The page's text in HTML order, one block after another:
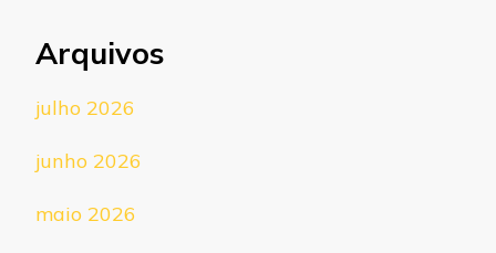
Arquivos
julho 2026
junho 2026
maio 2026